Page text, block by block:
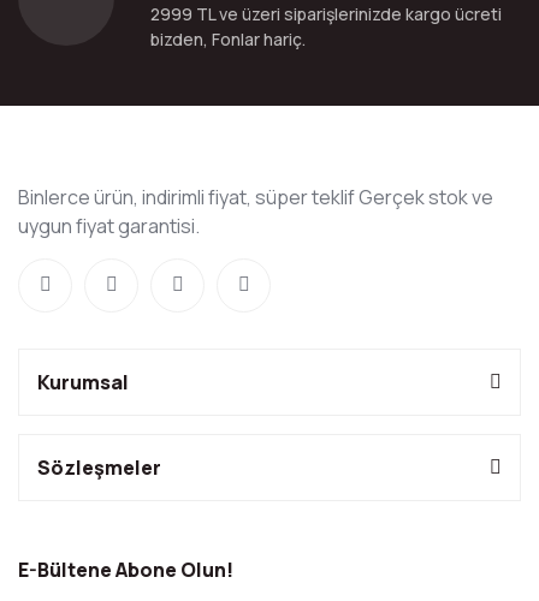
2999 TL ve üzeri siparişlerinizde kargo ücreti
bizden, Fonlar hariç.
Binlerce ürün, indirimli fiyat, süper teklif Gerçek stok ve
uygun fiyat garantisi.
Kurumsal
Sözleşmeler
E-Bültene Abone Olun!